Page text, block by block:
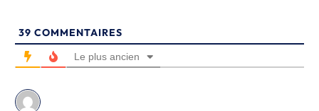
39 COMMENTAIRES
Le plus ancien